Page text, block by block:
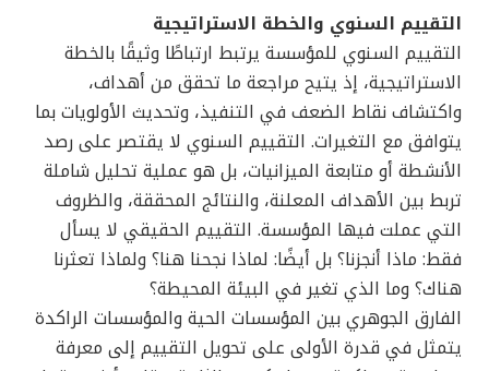
التقييم السنوي والخطة الاستراتيجية
التقييم السنوي للمؤسسة يرتبط ارتباطًا وثيقًا بالخطة
الاستراتيجية، إذ يتيح مراجعة ما تحقق من أهداف،
واكتشاف نقاط الضعف في التنفيذ، وتحديث الأولويات بما
يتوافق مع التغيرات. التقييم السنوي لا يقتصر على رصد
الأنشطة أو متابعة الميزانيات، بل هو عملية تحليل شاملة
تربط بين الأهداف المعلنة، والنتائج المحققة، والظروف
التي عملت فيها المؤسسة. التقييم الحقيقي لا يسأل
فقط: ماذا أنجزنا؟ بل أيضًا: لماذا نجحنا هنا؟ ولماذا تعثرنا
هناك؟ وما الذي تغير في البيئة المحيطة؟
الفارق الجوهري بين المؤسسات الحية والمؤسسات الراكدة
يتمثل في قدرة الأولى على تحويل التقييم إلى معرفة